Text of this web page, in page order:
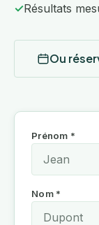
✓Résultats
Ou
Prénom *
Nom *